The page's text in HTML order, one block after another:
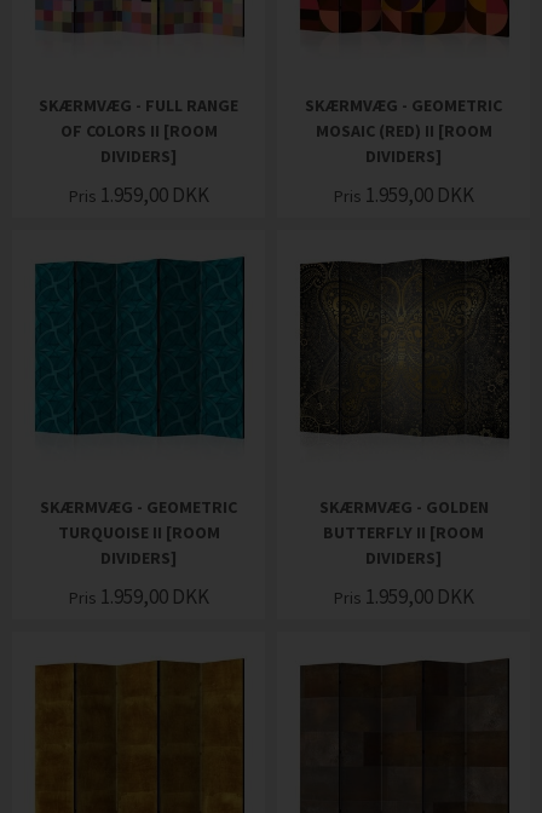
SKÆRMVÆG - FULL RANGE
OF COLORS II [ROOM
DIVIDERS]
Pris 1.959,00 DKK
SKÆRMVÆG - GEOMETRIC
MOSAIC (RED) II [ROOM
DIVIDERS]
Pris 1.959,00 DKK
SKÆRMVÆG - GEOMETRIC
TURQUOISE II [ROOM
DIVIDERS]
Pris 1.959,00 DKK
SKÆRMVÆG - GOLDEN
BUTTERFLY II [ROOM
DIVIDERS]
Pris 1.959,00 DKK